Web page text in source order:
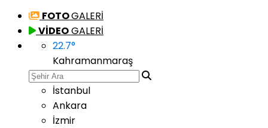
FOTOGALERİ
VİDEOGALERİ
22.7°
Kahramanmaraş
İstanbul
Ankara
İzmir